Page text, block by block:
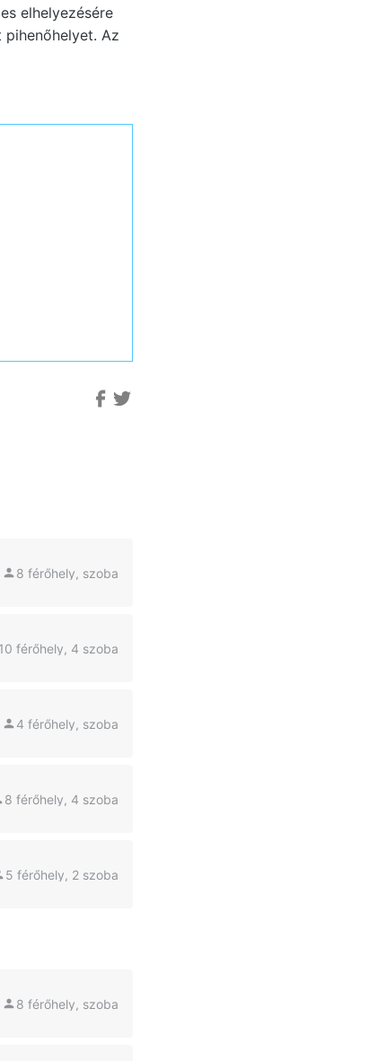
elhelyezésére
Az
8 férőhely, szoba
10 férőhely, 4 szoba
4 férőhely, szoba
8 férőhely, 4 szoba
5 férőhely, 2 szoba
8 férőhely, szoba